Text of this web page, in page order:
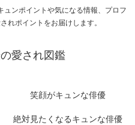
ュンポイントや気になる情報、プロフ
れポイントをお届けします。
愛され図鑑
笑顔がキュンな俳優
絶対見たくなるキュンな俳優